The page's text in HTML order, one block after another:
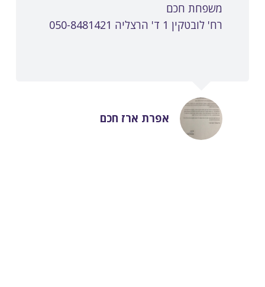
משפחת חכם
רח' לובטקין 1 ד' הרצליה 050-8481421
אפרת ארז חכם